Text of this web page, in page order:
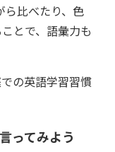
比べたり、色
とで、語彙力も
の英語学習習慣
ってみよう